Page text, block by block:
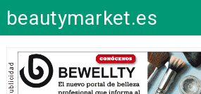
beautymarket.es